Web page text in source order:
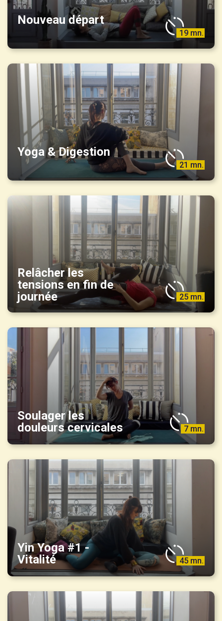
Nouveau départ
19 mn.
Yoga & Digestion
21 mn.
Relâcher les
tensions en fin de
journée
25 mn.
Soulager les
douleurs cervicales
7 mn.
Yin Yoga #1 -
Vitalité
45 mn.